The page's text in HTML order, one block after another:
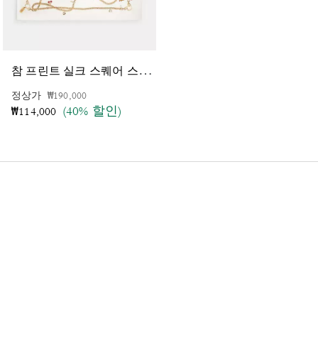
참
프린트 실크 스퀘어 스카프
정상가 가격 인하 전
₩190,000인하됨
₩114,000 (40% 할인)